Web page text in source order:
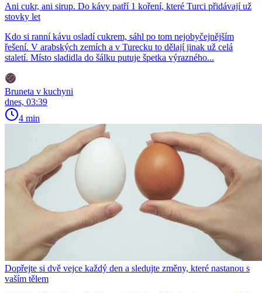
Ani cukr, ani sirup. Do kávy patří 1 koření, které Turci přidávají už
stovky let
Kdo si ranní kávu osladí cukrem, sáhl po tom nejobyčejnějším
řešení. V arabských zemích a v Turecku to dělají jinak už celá
staletí. Místo sladidla do šálku putuje špetka výrazného...
Bruneta v kuchyni
dnes, 03:39
4 min
Dopřejte si dvě vejce každý den a sledujte změny, které nastanou s
vaším tělem